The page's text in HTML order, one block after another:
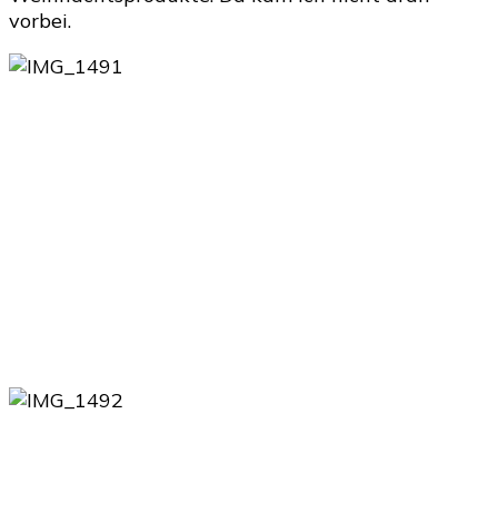
vorbei.